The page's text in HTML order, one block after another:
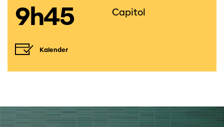
9h45 Capitol
Kalender